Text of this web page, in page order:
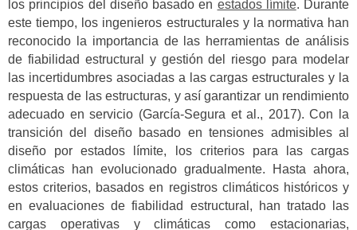
los principios del diseño basado en estados límite. Durante
este tiempo, los ingenieros estructurales y la normativa han
reconocido la importancia de las herramientas de análisis
de fiabilidad estructural y gestión del riesgo para modelar
las incertidumbres asociadas a las cargas estructurales y la
respuesta de las estructuras, y así garantizar un rendimiento
adecuado en servicio (García-Segura et al., 2017). Con la
transición del diseño basado en tensiones admisibles al
diseño por estados límite, los criterios para las cargas
climáticas han evolucionado gradualmente. Hasta ahora,
estos criterios, basados en registros climáticos históricos y
en evaluaciones de fiabilidad estructural, han tratado las
cargas operativas y climáticas como estacionarias,